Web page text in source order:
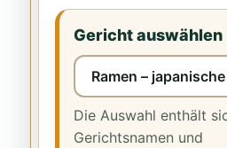
Gericht auswählen
Die Auswahl enthält
Gerichtsnamen und